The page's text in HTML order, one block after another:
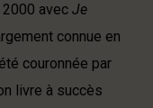
2000 avecJe
connue en
couronnée par
livre à succès